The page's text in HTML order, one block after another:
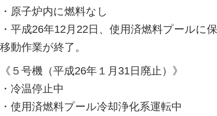
・原子炉内に燃料なし
・平成26年12月22日、使用済燃料プールに
移動作業が終了。
《５号機（平成26年１月31日廃止）》
・冷温停止中
・使用済燃料プール冷却浄化系運転中